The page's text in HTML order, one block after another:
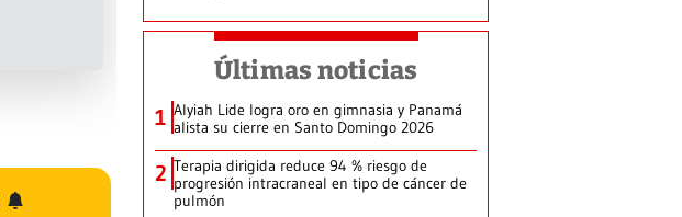
Últimas noticias
1 Alyiah Lide logra oro en gimnasia y Panamá
alista su cierre en Santo Domingo 2026
2 Terapia dirigida reduce 94 % riesgo de
progresión intracraneal en tipo de cáncer de
pulmón